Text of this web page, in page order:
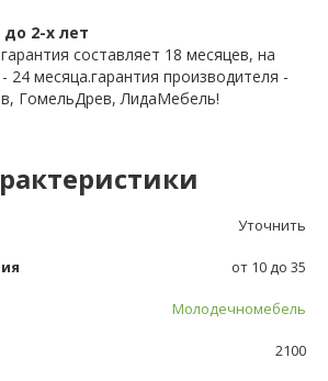
2-х лет
составляет 18 месяцев, на
24 месяца.гарантия производителя -
ГомельДрев, ЛидаМебель!
Уточнить
от 10 до 35
Молодечномебель
2100